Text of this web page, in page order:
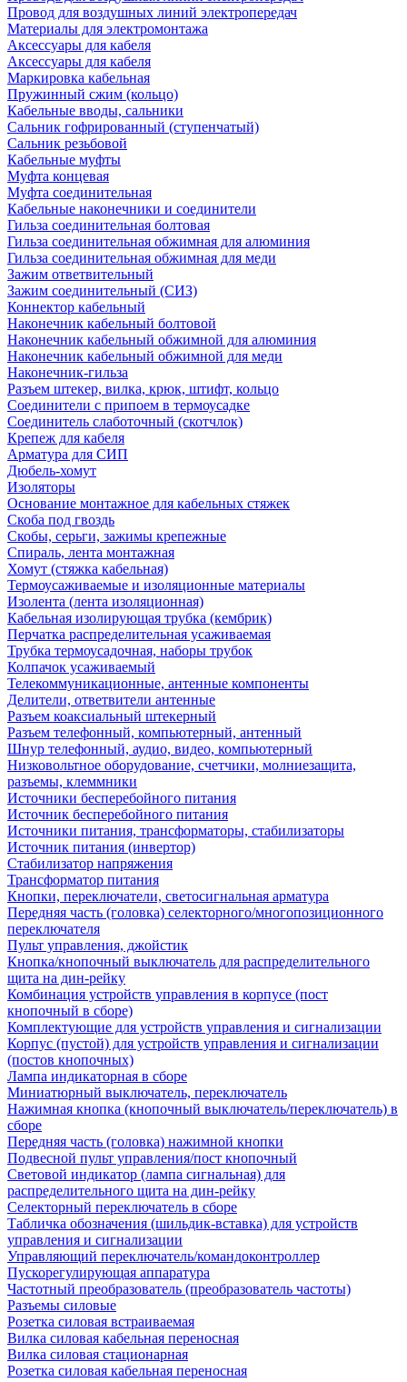
Провод для воздушных линий электропередач
Материалы для электромонтажа
Аксессуары для кабеля
Аксессуары для кабеля
Маркировка кабельная
Пружинный сжим (кольцо)
Кабельные вводы, сальники
Сальник гофрированный (ступенчатый)
Сальник резьбовой
Кабельные муфты
Муфта концевая
Муфта соединительная
Кабельные наконечники и соединители
Гильза соединительная болтовая
Гильза соединительная обжимная для алюминия
Гильза соединительная обжимная для меди
Зажим ответвительный
Зажим соединительный (СИЗ)
Коннектор кабельный
Наконечник кабельный болтовой
Наконечник кабельный обжимной для алюминия
Наконечник кабельный обжимной для меди
Наконечник-гильза
Разъем штекер, вилка, крюк, штифт, кольцо
Соединители с припоем в термоусадке
Соединитель слаботочный (скотчлок)
Крепеж для кабеля
Арматура для СИП
Дюбель-хомут
Изоляторы
Основание монтажное для кабельных стяжек
Скоба под гвоздь
Скобы, серьги, зажимы крепежные
Спираль, лента монтажная
Хомут (стяжка кабельная)
Термоусаживаемые и изоляционные материалы
Изолента (лента изоляционная)
Кабельная изолирующая трубка (кембрик)
Перчатка распределительная усаживаемая
Трубка термоусадочная, наборы трубок
Колпачок усаживаемый
Телекоммуникационные, антенные компоненты
Делители, ответвители антенные
Разъем коаксиальный штекерный
Разъем телефонный, компьютерный, антенный
Шнур телефонный, аудио, видео, компьютерный
Низковольтное оборудование, счетчики, молниезащита,
разъемы, клеммники
Источники бесперебойного питания
Источник бесперебойного питания
Источники питания, трансформаторы, стабилизаторы
Источник питания (инвертор)
Стабилизатор напряжения
Трансформатор питания
Кнопки, переключатели, светосигнальная арматура
Передняя часть (головка) селекторного/многопозиционного
переключателя
Пульт управления, джойстик
Кнопка/кнопочный выключатель для распределительного
щита на дин-рейку
Комбинация устройств управления в корпусе (пост
кнопочный в сборе)
Комплектующие для устройств управления и сигнализации
Корпус (пустой) для устройств управления и сигнализации
(постов кнопочных)
Лампа индикаторная в сборе
Миниатюрный выключатель, переключатель
Нажимная кнопка (кнопочный выключатель/переключатель) в
сборе
Передняя часть (головка) нажимной кнопки
Подвесной пульт управления/пост кнопочный
Световой индикатор (лампа сигнальная) для
распределительного щита на дин-рейку
Селекторный переключатель в сборе
Табличка обозначения (шильдик-вставка) для устройств
управления и сигнализации
Управляющий переключатель/командоконтроллер
Пускорегулирующая аппаратура
Частотный преобразователь (преобразователь частоты)
Разъемы силовые
Розетка силовая встраиваемая
Вилка силовая кабельная переносная
Вилка силовая стационарная
Розетка силовая кабельная переносная